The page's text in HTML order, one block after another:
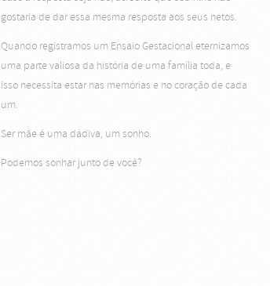
gostaria de dar essa mesma resposta aos seus netos.
Quando registramos um Ensaio Gestacional eternizamos
uma parte valiosa da história de uma família toda, e
isso necessita estar nas memórias e no coração de cada
um.
Ser mãe é uma dádiva, um sonho.
Podemos sonhar junto de você?